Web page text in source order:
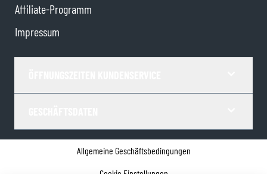
Affiliate-Programm
Impressum
Allgemeine Geschäftsbedingungen